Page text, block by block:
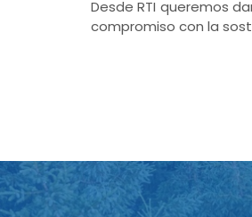
Desde RTI queremos
compromiso con la